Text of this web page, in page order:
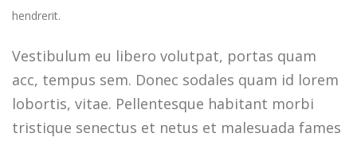
hendrerit.
Vestibulum eu libero volutpat, portas quam
acc, tempus sem. Donec sodales quam id lorem
lobortis, vitae. Pellentesque habitant morbi
tristique senectus et netus et malesuada fames